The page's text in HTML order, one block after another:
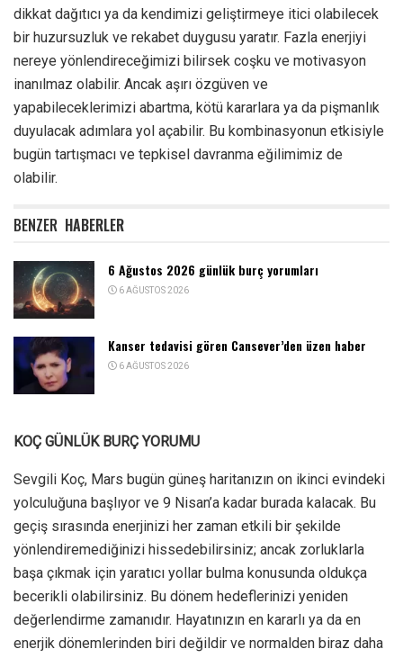
dikkat dağıtıcı ya da kendimizi geliştirmeye itici olabilecek
bir huzursuzluk ve rekabet duygusu yaratır. Fazla enerjiyi
nereye yönlendireceğimizi bilirsek coşku ve motivasyon
inanılmaz olabilir. Ancak aşırı özgüven ve
yapabileceklerimizi abartma, kötü kararlara ya da pişmanlık
duyulacak adımlara yol açabilir. Bu kombinasyonun etkisiyle
bugün tartışmacı ve tepkisel davranma eğilimimiz de
olabilir.
BENZER HABERLER
6 Ağustos 2026 günlük burç yorumları
6 AĞUSTOS 2026
Kanser tedavisi gören Cansever’den üzen haber
6 AĞUSTOS 2026
KOÇ GÜNLÜK BURÇ YORUMU
Sevgili Koç, Mars bugün güneş haritanızın on ikinci evindeki
yolculuğuna başlıyor ve 9 Nisan’a kadar burada kalacak. Bu
geçiş sırasında enerjinizi her zaman etkili bir şekilde
yönlendiremediğinizi hissedebilirsiniz; ancak zorluklarla
başa çıkmak için yaratıcı yollar bulma konusunda oldukça
becerikli olabilirsiniz. Bu dönem hedeflerinizi yeniden
değerlendirme zamanıdır. Hayatınızın en kararlı ya da en
enerjik dönemlerinden biri değildir ve normalden biraz daha